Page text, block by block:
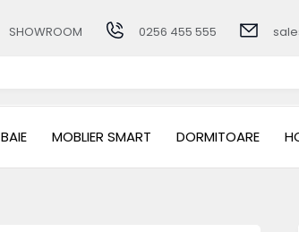
SHOWROOM 0256 455 555
BAIE MOBLIER SMART DORMITOARE